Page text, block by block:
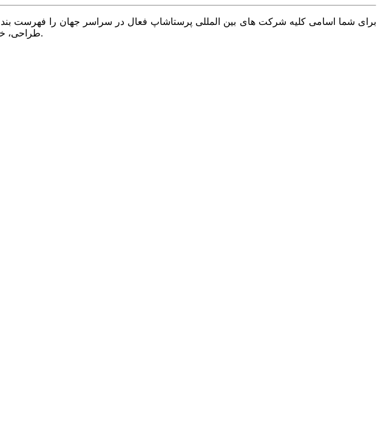
برای شما اسامی کلیه شرکت های بین المللی پرستاشاپ فعال در سراسر جهان را فهرست بندی
طراحی، خریداری، فارسی سازی و عرضه می کنیم. با نیوزپاور همیشه وب سایت خود را بروز و پویا نگه دارید.